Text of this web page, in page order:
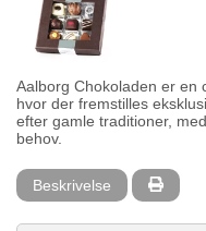
Aalborg Chokoladen er en
hvor der fremstilles
efter gamle traditioner,
behov.
Beskrivelse